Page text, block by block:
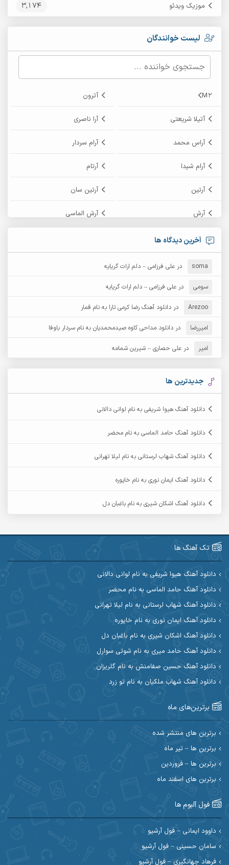
موزیک ویدئو 3,174
لیست خوانندگان
M2 آترون
آتیلا شریعتی آرا ناصری
آراس محمد آرام سردار
آرام شیدا آرتام
آرتین آرتین سان
آرش آرش الماسی
آرش امامی
آرش دی جی 2
آرش عثمان
آرش مبهم آرش مستشیری
آرش مهرابی آرش نظری
آرشام
آرکاداش
آرین صیادی
آرین مریدی
آوات بوکانی
آیت احمدنژاد
ابراهیم شمس ابوالحسن جاویدان
ابی حسینی
احسان آیینفر احسان اصغری
احسان امیدوار
احسان حیدری احسان دریادل
احسان رمضانی احسان علیانی
احسان کریمی احسان کمری
احسان مرادیان احمد اسلامی
احمد بیرانوند
احمد صحراییان
آخرین دیدگاه ها
soma در علی فرزامی – دلم ارات گریایه
سومی در علی فرزامی – دلم ارات گریایه
Arezoo در دانلود آهنگ رضا کرمی تارا به نام قمار
امیررضا در دانلود مداحی کاوه صیدمحمدیان به نام سردار باوفا
امیر در علی حصاری – شیرین شمامه
جدیدترین ها
دانلود آهنگ هیوا شریفی به نام لوانی دالانی
دانلود آهنگ حامد الماسی به نام محضر
دانلود آهنگ شهاب لرستانی به نام لیلا تهرانی
دانلود آهنگ ایمان نوری به نام خاپوره
دانلود آهنگ اشکان شیری به نام باغبان دل
تک آهنگ ها
دانلود آهنگ هیوا شریفی به نام لوانی دالانی
دانلود آهنگ حامد الماسی به نام محضر
دانلود آهنگ شهاب لرستانی به نام لیلا تهرانی
دانلود آهنگ ایمان نوری به نام خاپوره
دانلود آهنگ اشکان شیری به نام باغبان دل
دانلود آهنگ حامد میری به نام شوتی سوارل
دانلود آهنگ حسین صفامنش به نام گلریزان
دانلود آهنگ شهاب ملکیان به نام تو زرد
برترین‌های ماه
برترین های منتشر شده
برترین ها – تیر ماه
برترین ها – فروردین
برترین های اسفند ماه
فول آلبوم ها
داوود ایمانی – فول آرشیو
سامان حسینی – فول آرشیو
فرهاد جهانگیری – فول آرشیو